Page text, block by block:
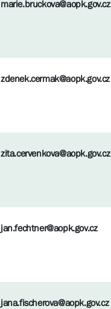
marie.bruckova@aopk.gov.cz
zdenek.cermak@aopk.gov.cz
zita.cervenkova@aopk.gov.cz
jan.fechtner@aopk.gov.cz
jana.fischerova@aopk.gov.cz